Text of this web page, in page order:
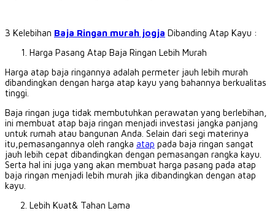
3 Kelebihan Baja Ringan murah jogja Dibanding Atap Kayu :
Harga Pasang Atap Baja Ringan Lebih Murah
Harga atap baja ringannya adalah permeter jauh lebih murah
dibandingkan dengan harga atap kayu yang bahannya berkualitas
tinggi.
Baja ringan juga tidak membutuhkan perawatan yang berlebihan,
ini membuat atap baja ringan menjadi investasi jangka panjang
untuk rumah atau bangunan Anda. Selain dari segi materinya
itu,pemasangannya oleh rangka atap pada baja ringan sangat
jauh lebih cepat dibandingkan dengan pemasangan rangka kayu.
Serta hal ini juga yang akan membuat harga pasang pada atap
baja ringan menjadi lebih murah jika dibandingkan dengan atap
kayu.
Lebih Kuat& Tahan Lama